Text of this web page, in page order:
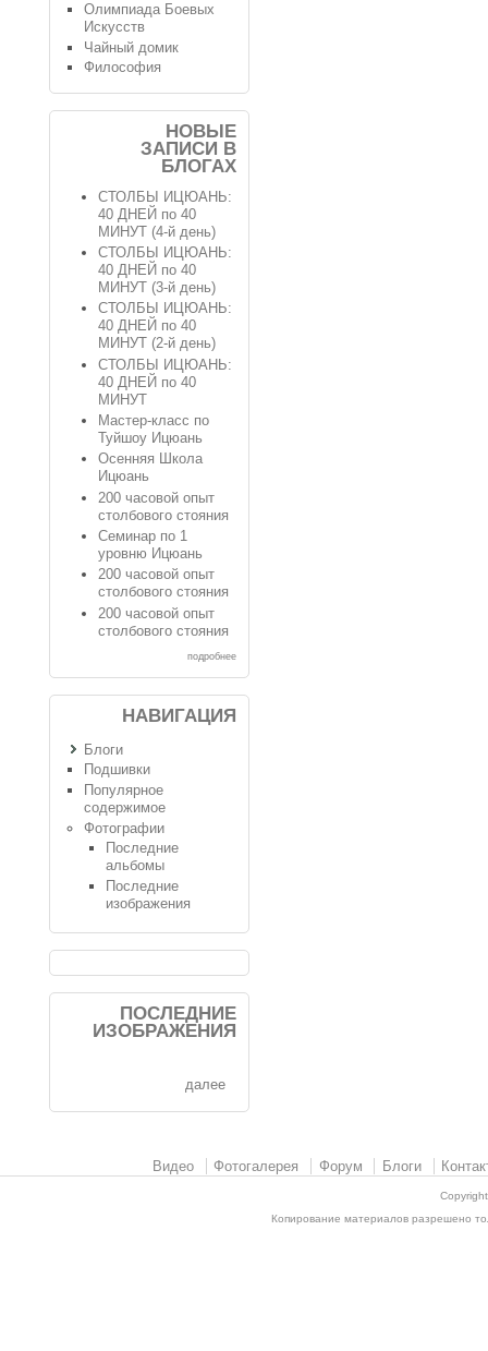
Олимпиада Боевых
Искусств
Чайный домик
Философия
НОВЫЕ
ЗАПИСИ В
БЛОГАХ
СТОЛБЫ ИЦЮАНЬ:
40 ДНЕЙ по 40
МИНУТ (4-й день)
СТОЛБЫ ИЦЮАНЬ:
40 ДНЕЙ по 40
МИНУТ (3-й день)
СТОЛБЫ ИЦЮАНЬ:
40 ДНЕЙ по 40
МИНУТ (2-й день)
СТОЛБЫ ИЦЮАНЬ:
40 ДНЕЙ по 40
МИНУТ
Мастер-класс по
Туйшоу Ицюань
Осенняя Школа
Ицюань
200 часовой опыт
столбового стояния
Семинар по 1
уровню Ицюань
200 часовой опыт
столбового стояния
200 часовой опыт
столбового стояния
подробнее
НАВИГАЦИЯ
Блоги
Подшивки
Популярное
содержимое
Фотографии
Последние
альбомы
Последние
изображения
ПОСЛЕДНИЕ
ИЗОБРАЖЕНИЯ
далее
Видео Фотогалерея Форум Блоги
Копирование материалов разрешено